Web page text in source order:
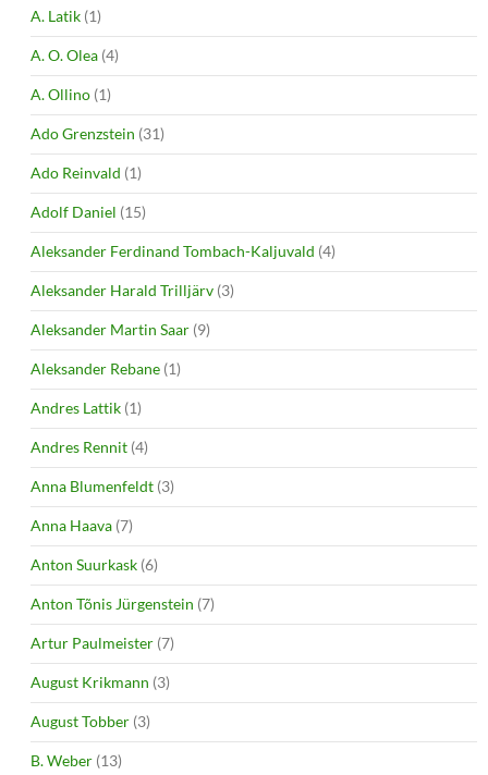
A. Latik (1)
A. O. Olea (4)
A. Ollino (1)
Ado Grenzstein (31)
Ado Reinvald (1)
Adolf Daniel (15)
Aleksander Ferdinand Tombach-Kaljuvald (4)
Aleksander Harald Trilljärv (3)
Aleksander Martin Saar (9)
Aleksander Rebane (1)
Andres Lattik (1)
Andres Rennit (4)
Anna Blumenfeldt (3)
Anna Haava (7)
Anton Suurkask (6)
Anton Tõnis Jürgenstein (7)
Artur Paulmeister (7)
August Krikmann (3)
August Tobber (3)
B. Weber (13)